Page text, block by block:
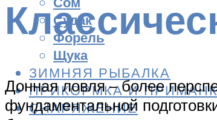
Судак
Форель
Щука
ЗИМНЯЯ РЫБАЛКА
ПРИКОРМКА И
СНАРЯЖЕНИЕ
Донная ловля – более
фундаментальной